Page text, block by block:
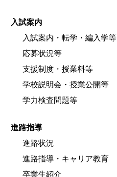
入試案内
入試案内・転学・編入学等
応募状況等
支援制度・授業料等
学校説明会・授業公開等
学力検査問題等
進路指導
進路状況
進路指導・キャリア教育
卒業生紹介